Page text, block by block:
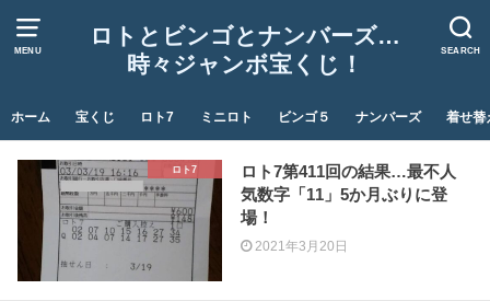
MENU SEARCH
ロトとビンゴとナンバーズ…
時々ジャンボ宝くじ！
ホーム 宝くじ ロト7 ミニロト ビンゴ５ ナンバーズ 着せ替
ロト7
ロト7第411回の結果…最不人
気数字「11」5か月ぶりに登
場！
2021年3月20日